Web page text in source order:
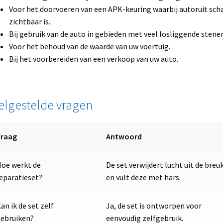
Voor het doorvoeren van een APK-keuring waarbij autoruit
zichtbaar is.
Bij gebruik van de auto in gebieden met veel losliggende
Voor het behoud van de waarde van uw voertuig.
Bij het voorbereiden van een verkoop van uw auto.
vragen
Antwoord
werkt de
De set verwijdert lucht uit de
en vult deze met hars.
ik de set zelf
Ja, de set is ontworpen voor
eenvoudig zelfgebruik.